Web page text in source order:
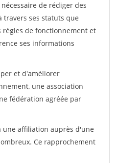
de rédiger des
travers ses statuts que
règles de fonctionnement et
ses informations
et d'améliorer
une association
fédération agréée par
une affiliation auprès d'une
Ce rapprochement